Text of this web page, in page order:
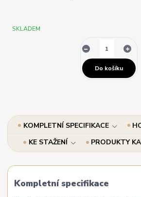
SKLADEM
Do košíku
KOMPLETNÍ SPECIFIKACE
KE STAŽENÍ
PRODUKTY
Kompletní specifikace